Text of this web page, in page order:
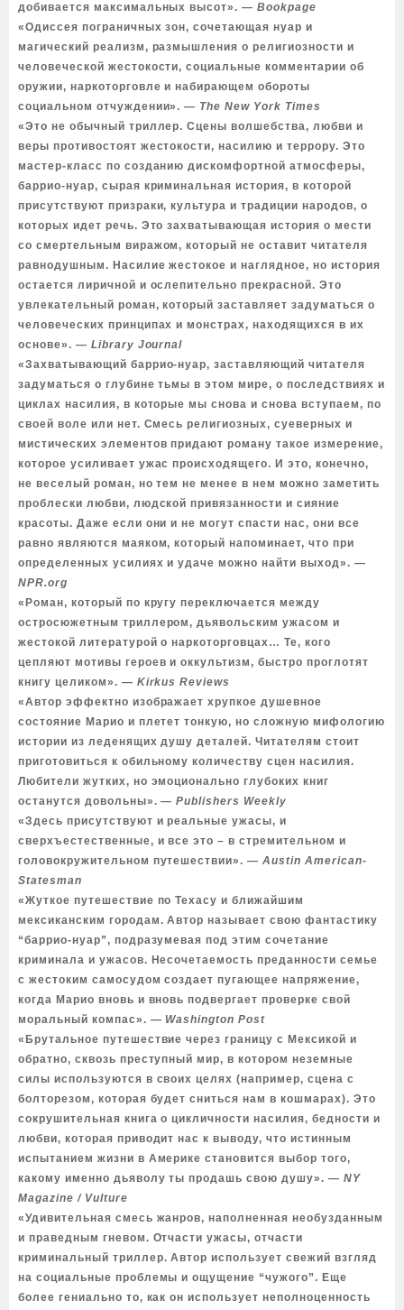
добивается максимальных высот».― Bookpage
«Одиссея пограничных зон, сочетающая нуар и
магический реализм, размышления о религиозности и
человеческой жестокости, социальные комментарии об
оружии, наркоторговле и набирающем обороты
социальном отчуждении».― The New York Times
«Это не обычный триллер. Сцены волшебства, любви и
веры противостоят жестокости, насилию и террору. Это
мастер-класс по созданию дискомфортной атмосферы,
баррио-нуар, сырая криминальная история, в которой
присутствуют призраки, культура и традиции народов, о
которых идет речь. Это захватывающая история о мести
со смертельным виражом, который не оставит читателя
равнодушным. Насилие жестокое и наглядное, но история
остается лиричной и ослепительно прекрасной. Это
увлекательный роман, который заставляет задуматься о
человеческих принципах и монстрах, находящихся в их
основе». ― Library Journal
«Захватывающий баррио-нуар, заставляющий читателя
задуматься о глубине тьмы в этом мире, о последствиях и
циклах насилия, в которые мы снова и снова вступаем, по
своей воле или нет. Смесь религиозных, суеверных и
мистических элементов придают роману такое измерение,
которое усиливает ужас происходящего. И это, конечно,
не веселый роман, но тем не менее в нем можно заметить
проблески любви, людской привязанности и сияние
красоты. Даже если они и не могут спасти нас, они все
равно являются маяком, который напоминает, что при
определенных усилиях и удаче можно найти выход». ―
NPR.org
«Роман, который по кругу переключается между
остросюжетным триллером, дьявольским ужасом и
жестокой литературой о наркоторговцах… Те, кого
цепляют мотивы героев и оккультизм, быстро проглотят
книгу целиком». ― Kirkus Reviews
«Автор эффектно изображает хрупкое душевное
состояние Марио и плетет тонкую, но сложную мифологию
истории из леденящих душу деталей. Читателям стоит
приготовиться к обильному количеству сцен насилия.
Любители жутких, но эмоционально глубоких книг
останутся довольны».― Publishers Weekly
«Здесь присутствуют и реальные ужасы, и
сверхъестественные, и все это – в стремительном и
головокружительном путешествии».― Austin American-
Statesman
«Жуткое путешествие по Техасу и ближайшим
мексиканским городам. Автор называет свою фантастику
“баррио-нуар”, подразумевая под этим сочетание
криминала и ужасов. Несочетаемость преданности семье
с жестоким самосудом создает пугающее напряжение,
когда Марио вновь и вновь подвергает проверке свой
моральный компас». ― Washington Post
«Брутальное путешествие через границу с Мексикой и
обратно, сквозь преступный мир, в котором неземные
силы используются в своих целях (например, сцена с
болторезом, которая будет сниться нам в кошмарах). Это
сокрушительная книга о цикличности насилия, бедности и
любви, которая приводит нас к выводу, что истинным
испытанием жизни в Америке становится выбор того,
какому именно дьяволу ты продашь свою душу». ― NY
Magazine / Vulture
«Удивительная смесь жанров, наполненная необузданным
и праведным гневом. Отчасти ужасы, отчасти
криминальный триллер. Автор использует свежий взгляд
на социальные проблемы и ощущение “чужого”. Еще
более гениально то, как он использует неполноценность